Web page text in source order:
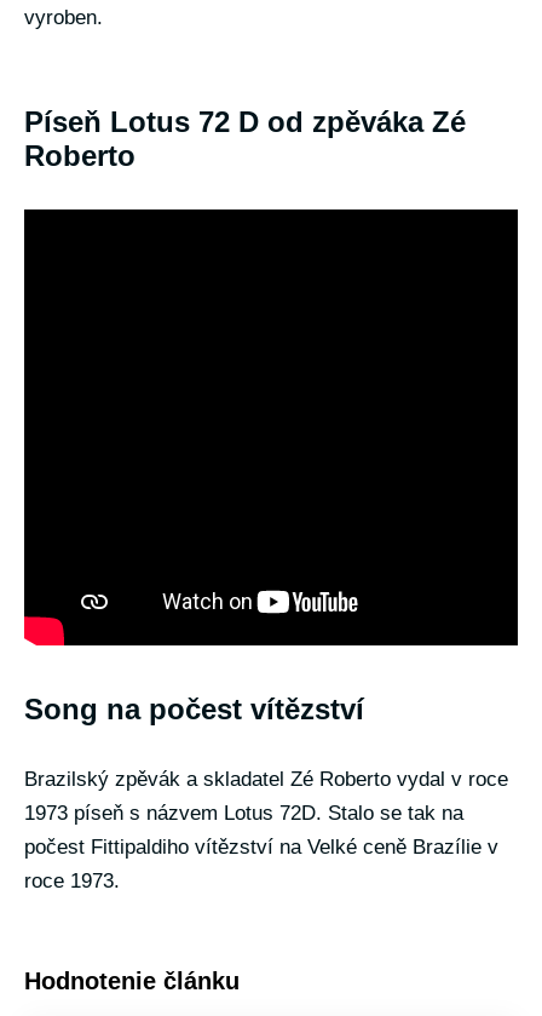
vyroben.
Píseň Lotus 72 D od zpěváka Zé
Roberto
Song na počest vítězství
Brazilský zpěvák a skladatel Zé Roberto vydal v roce
1973 píseň s názvem Lotus 72D. Stalo se tak na
počest Fittipaldiho vítězství na Velké ceně Brazílie v
roce 1973.
Hodnotenie článku